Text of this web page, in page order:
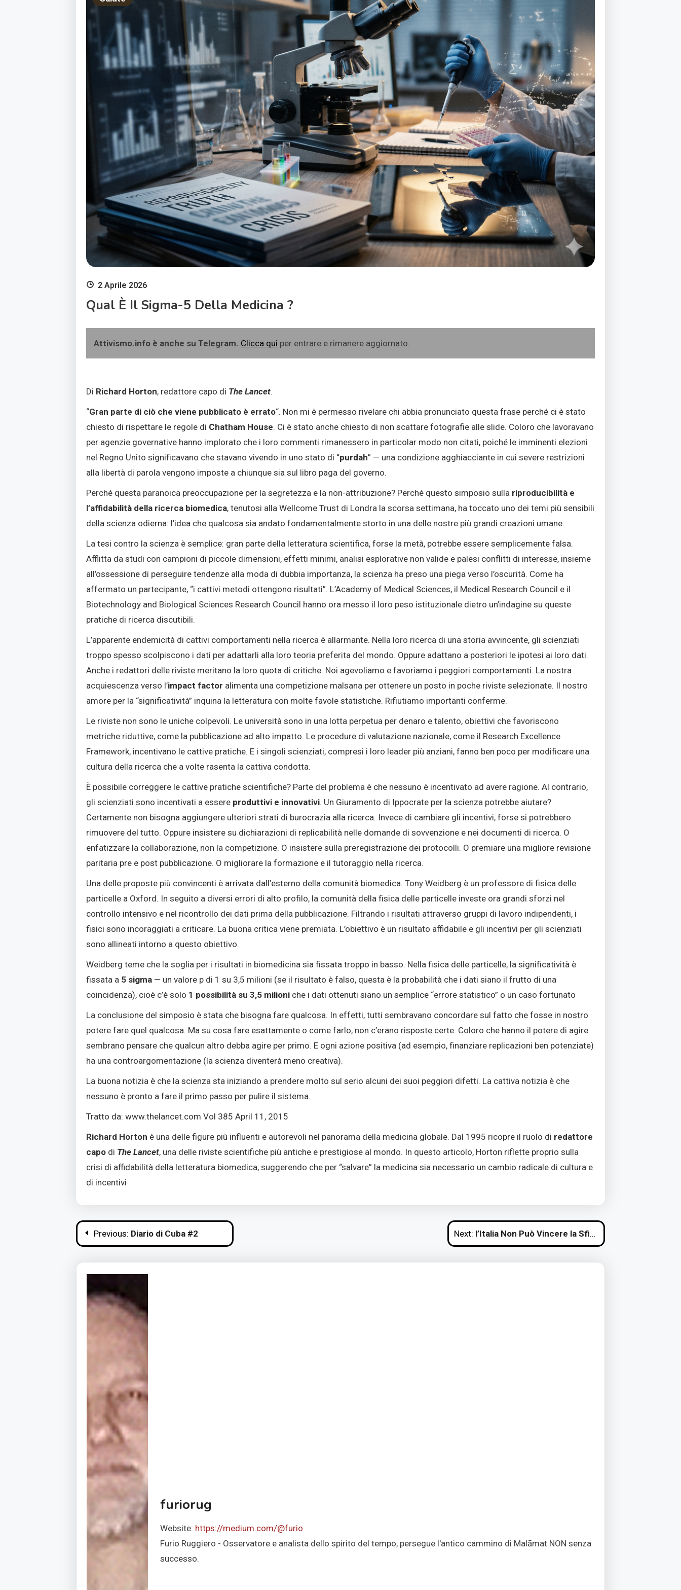
2 Aprile 2026
Qual È Il Sigma-5 Della Medicina ?
Attivismo.info è anche su Telegram. Clicca qui per entrare e rimanere aggiornato.
Di Richard Horton, redattore capo di The Lancet.
“Gran parte di ciò che viene pubblicato è errato“. Non mi è permesso rivelare chi abbia pronunciato questa frase perché ci è stato
chiesto di rispettare le regole di Chatham House. Ci è stato anche chiesto di non scattare fotografie alle slide. Coloro che lavoravano
per agenzie governative hanno implorato che i loro commenti rimanessero in particolar modo non citati, poiché le imminenti elezioni
nel Regno Unito significavano che stavano vivendo in uno stato di “purdah” — una condizione agghiacciante in cui severe restrizioni
alla libertà di parola vengono imposte a chiunque sia sul libro paga del governo.
Perché questa paranoica preoccupazione per la segretezza e la non-attribuzione? Perché questo simposio sulla riproducibilità e
l’affidabilità della ricerca biomedica, tenutosi alla Wellcome Trust di Londra la scorsa settimana, ha toccato uno dei temi più sensibili
della scienza odierna: l’idea che qualcosa sia andato fondamentalmente storto in una delle nostre più grandi creazioni umane.
La tesi contro la scienza è semplice: gran parte della letteratura scientifica, forse la metà, potrebbe essere semplicemente falsa.
Afflitta da studi con campioni di piccole dimensioni, effetti minimi, analisi esplorative non valide e palesi conflitti di interesse, insieme
all’ossessione di perseguire tendenze alla moda di dubbia importanza, la scienza ha preso una piega verso l’oscurità. Come ha
affermato un partecipante, “i cattivi metodi ottengono risultati”. L’Academy of Medical Sciences, il Medical Research Council e il
Biotechnology and Biological Sciences Research Council hanno ora messo il loro peso istituzionale dietro un’indagine su queste
pratiche di ricerca discutibili.
L’apparente endemicità di cattivi comportamenti nella ricerca è allarmante. Nella loro ricerca di una storia avvincente, gli scienziati
troppo spesso scolpiscono i dati per adattarli alla loro teoria preferita del mondo. Oppure adattano a posteriori le ipotesi ai loro dati.
Anche i redattori delle riviste meritano la loro quota di critiche. Noi agevoliamo e favoriamo i peggiori comportamenti. La nostra
acquiescenza verso l’impact factor alimenta una competizione malsana per ottenere un posto in poche riviste selezionate. Il nostro
amore per la “significatività” inquina la letteratura con molte favole statistiche. Rifiutiamo importanti conferme.
Le riviste non sono le uniche colpevoli. Le università sono in una lotta perpetua per denaro e talento, obiettivi che favoriscono
metriche riduttive, come la pubblicazione ad alto impatto. Le procedure di valutazione nazionale, come il Research Excellence
Framework, incentivano le cattive pratiche. E i singoli scienziati, compresi i loro leader più anziani, fanno ben poco per modificare una
cultura della ricerca che a volte rasenta la cattiva condotta.
È possibile correggere le cattive pratiche scientifiche? Parte del problema è che nessuno è incentivato ad avere ragione. Al contrario,
gli scienziati sono incentivati a essere produttivi e innovativi. Un Giuramento di Ippocrate per la scienza potrebbe aiutare?
Certamente non bisogna aggiungere ulteriori strati di burocrazia alla ricerca. Invece di cambiare gli incentivi, forse si potrebbero
rimuovere del tutto. Oppure insistere su dichiarazioni di replicabilità nelle domande di sovvenzione e nei documenti di ricerca. O
enfatizzare la collaborazione, non la competizione. O insistere sulla preregistrazione dei protocolli. O premiare una migliore revisione
paritaria pre e post pubblicazione. O migliorare la formazione e il tutoraggio nella ricerca.
Una delle proposte più convincenti è arrivata dall’esterno della comunità biomedica. Tony Weidberg è un professore di fisica delle
particelle a Oxford. In seguito a diversi errori di alto profilo, la comunità della fisica delle particelle investe ora grandi sforzi nel
controllo intensivo e nel ricontrollo dei dati prima della pubblicazione. Filtrando i risultati attraverso gruppi di lavoro indipendenti, i
fisici sono incoraggiati a criticare. La buona critica viene premiata. L’obiettivo è un risultato affidabile e gli incentivi per gli scienziati
sono allineati intorno a questo obiettivo.
Weidberg teme che la soglia per i risultati in biomedicina sia fissata troppo in basso. Nella fisica delle particelle, la significatività è
fissata a 5 sigma — un valore p di 1 su 3,5 milioni (se il risultato è falso, questa è la probabilità che i dati siano il frutto di una
coincidenza), cioè c’è solo 1 possibilità su 3,5 milioni che i dati ottenuti siano un semplice “errore statistico” o un caso fortunato
La conclusione del simposio è stata che bisogna fare qualcosa. In effetti, tutti sembravano concordare sul fatto che fosse in nostro
potere fare quel qualcosa. Ma su cosa fare esattamente o come farlo, non c’erano risposte certe. Coloro che hanno il potere di agire
sembrano pensare che qualcun altro debba agire per primo. E ogni azione positiva (ad esempio, finanziare replicazioni ben potenziate)
ha una controargomentazione (la scienza diventerà meno creativa).
La buona notizia è che la scienza sta iniziando a prendere molto sul serio alcuni dei suoi peggiori difetti. La cattiva notizia è che
nessuno è pronto a fare il primo passo per pulire il sistema.
Tratto da: www.thelancet.com Vol 385 April 11, 2015
Richard Horton è una delle figure più influenti e autorevoli nel panorama della medicina globale. Dal 1995 ricopre il ruolo di redattore
capo di The Lancet, una delle riviste scientifiche più antiche e prestigiose al mondo. In questo articolo, Horton riflette proprio sulla
crisi di affidabilità della letteratura biomedica, suggerendo che per “salvare” la medicina sia necessario un cambio radicale di cultura e
di incentivi
Navigazione
Previous: Diario di Cuba #2 Next: l’Italia Non Può Vincere la Sfida Tecnologica con le Regole Attuali
furiorug
Website: https://medium.com/@furio
Furio Ruggiero - Osservatore e analista dello spirito del tempo, persegue l'antico cammino di Malāmat NON senza
successo.